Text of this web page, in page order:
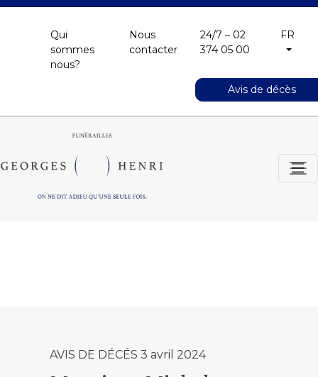
Qui
sommes
nous?
Nous
contacter
24/7 – 02
374 05 00
FR
Avis de décès
AVIS DE DÉCÉS 3 avril 2024